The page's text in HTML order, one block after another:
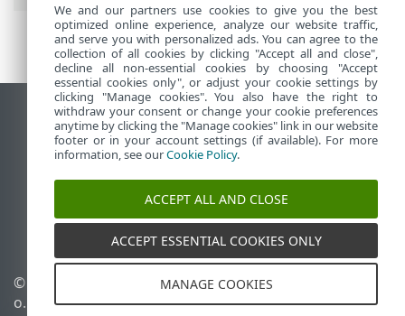
Desktop-Site anzeigen
End of Life
ESET Knowledgebase
ESET-Forum
ESET Status Portal
Regionaler Support
© 1992 - 2026 ESET, spol. s r.
o. - Alle Rechte
Cookies verwalten
Cookie-Richtlinie
We and our partners use cookies to give you the best
optimized online experience, analyze our website traffic,
and serve you with personalized ads. You can agree to the
collection of all cookies by clicking "Accept all and close",
decline all non-essential cookies by choosing "Accept
essential cookies only", or adjust your cookie settings by
clicking "Manage cookies". You also have the right to
withdraw your consent or change your cookie preferences
anytime by clicking the "Manage cookies" link in our website
footer or in your account settings (if available). For more
information, see ourCookie Policy.
ACCEPT ALL AND CLOSE
ACCEPT ESSENTIAL COOKIES ONLY
MANAGE COOKIES